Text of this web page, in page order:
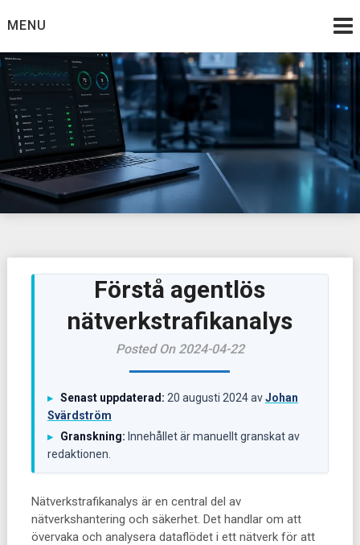
toMENU
Förstå agentlös
nätverkstrafikanalys
Posted On 2024-04-22
▸ Senast uppdaterad: 20 augusti 2024avJohan
Svärdström
▸ Granskning: Innehållet är manuellt granskat av
redaktionen.
Nätverkstrafikanalys är en central del av
nätverkshantering och säkerhet. Det handlar om att
övervaka och analysera dataflödet i ett nätverk för att